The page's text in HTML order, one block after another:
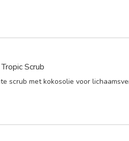
Scrub
scrub met kokosolie voor